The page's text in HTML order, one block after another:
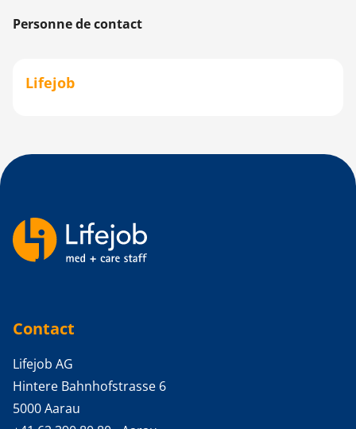
Personne de contact
Lifejob
Contact
Lifejob AG
Hintere Bahnhofstrasse 6
5000 Aarau
Backlinks